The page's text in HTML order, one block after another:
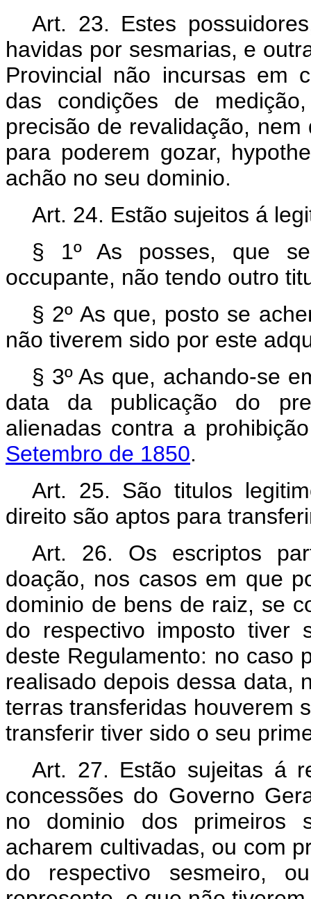
Art. 23. Estes
havidas por sesmarias, e
Provincial não incursas em
das condições de
precisão de revalidação,
para poderem gozar,
achão no seu dominio.
Art. 24. Estão sujeitos á
§ 1º As posses, que
occupante, não tendo outro
§ 2º As que, posto se
não tiverem sido por este
§ 3º As que, achando-se
data da publicação do
alienadas contra a
Setembro de 1850.
Art. 25. São titulos
direito são aptos para
Art. 26. Os escriptos
doação, nos casos em que
dominio de bens de raiz, se
do respectivo imposto tiver
deste Regulamento: no caso
realisado depois dessa data,
terras transferidas houverem
transferir tiver sido o seu
Art. 27. Estão sujeitas á
concessões do Governo
no dominio dos primeiros
acharem cultivadas, ou com
do respectivo sesmeiro,